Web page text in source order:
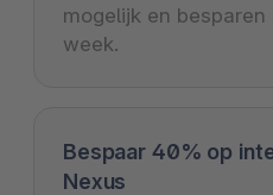
mogelijk en
week.
Bespaar 40% op
Nexus